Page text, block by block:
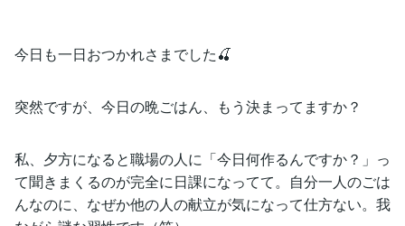
今日も一日おつかれさまでした🍒
突然ですが、今日の晩ごはん、もう決まってますか？
私、夕方になると職場の人に「今日何作るんですか？」っ
て聞きまくるのが完全に日課になってて。自分一人のごは
んなのに、なぜか他の人の献立が気になって仕方ない。我